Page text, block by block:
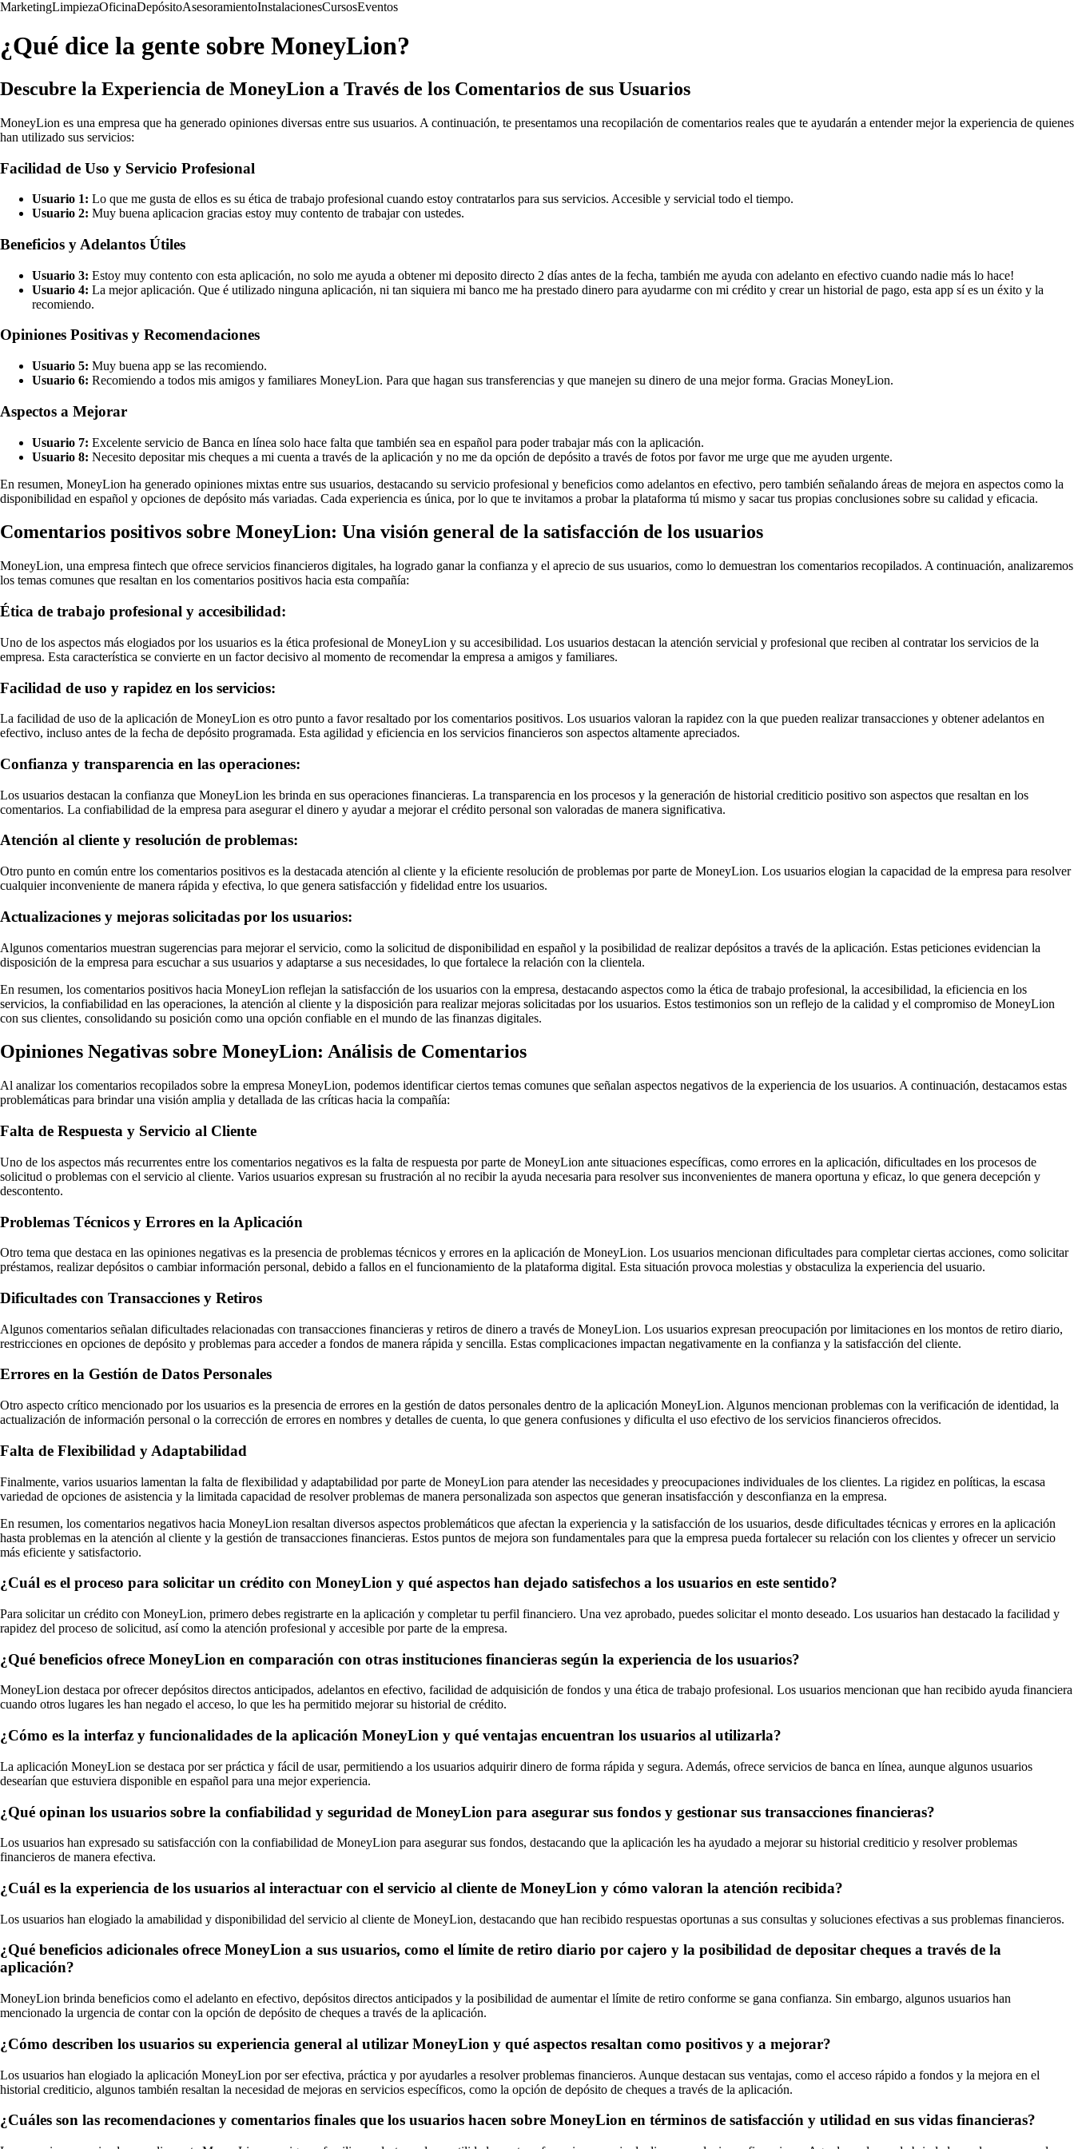
MarketingLimpiezaOficinaDepósitoAsesoramientoInstalacionesCursosEventos
¿Qué dice la gente sobre MoneyLion?
Descubre la Experiencia de MoneyLion a Través de los Comentarios de sus Usuarios
MoneyLion es una empresa que ha generado opiniones diversas entre sus usuarios. A continuación, te presentamos una recopilación de comentarios reales que te ayudarán a entender mejor la experiencia de quienes
han utilizado sus servicios:
Facilidad de Uso y Servicio Profesional
Usuario 1: Lo que me gusta de ellos es su ética de trabajo profesional cuando estoy contratarlos para sus servicios. Accesible y servicial todo el tiempo.
Usuario 2: Muy buena aplicacion gracias estoy muy contento de trabajar con ustedes.
Beneficios y Adelantos Útiles
Usuario 3: Estoy muy contento con esta aplicación, no solo me ayuda a obtener mi deposito directo 2 días antes de la fecha, también me ayuda con adelanto en efectivo cuando nadie más lo hace!
Usuario 4: La mejor aplicación. Que é utilizado ninguna aplicación, ni tan siquiera mi banco me ha prestado dinero para ayudarme con mi crédito y crear un historial de pago, esta app sí es un éxito y la
recomiendo.
Opiniones Positivas y Recomendaciones
Usuario 5: Muy buena app se las recomiendo.
Usuario 6: Recomiendo a todos mis amigos y familiares MoneyLion. Para que hagan sus transferencias y que manejen su dinero de una mejor forma. Gracias MoneyLion.
Aspectos a Mejorar
Usuario 7: Excelente servicio de Banca en línea solo hace falta que también sea en español para poder trabajar más con la aplicación.
Usuario 8: Necesito depositar mis cheques a mi cuenta a través de la aplicación y no me da opción de depósito a través de fotos por favor me urge que me ayuden urgente.
En resumen, MoneyLion ha generado opiniones mixtas entre sus usuarios, destacando su servicio profesional y beneficios como adelantos en efectivo, pero también señalando áreas de mejora en aspectos como la
disponibilidad en español y opciones de depósito más variadas. Cada experiencia es única, por lo que te invitamos a probar la plataforma tú mismo y sacar tus propias conclusiones sobre su calidad y eficacia.
Comentarios positivos sobre MoneyLion: Una visión general de la satisfacción de los usuarios
MoneyLion, una empresa fintech que ofrece servicios financieros digitales, ha logrado ganar la confianza y el aprecio de sus usuarios, como lo demuestran los comentarios recopilados. A continuación, analizaremos
los temas comunes que resaltan en los comentarios positivos hacia esta compañía:
Ética de trabajo profesional y accesibilidad:
Uno de los aspectos más elogiados por los usuarios es la ética profesional de MoneyLion y su accesibilidad. Los usuarios destacan la atención servicial y profesional que reciben al contratar los servicios de la
empresa. Esta característica se convierte en un factor decisivo al momento de recomendar la empresa a amigos y familiares.
Facilidad de uso y rapidez en los servicios:
La facilidad de uso de la aplicación de MoneyLion es otro punto a favor resaltado por los comentarios positivos. Los usuarios valoran la rapidez con la que pueden realizar transacciones y obtener adelantos en
efectivo, incluso antes de la fecha de depósito programada. Esta agilidad y eficiencia en los servicios financieros son aspectos altamente apreciados.
Confianza y transparencia en las operaciones:
Los usuarios destacan la confianza que MoneyLion les brinda en sus operaciones financieras. La transparencia en los procesos y la generación de historial crediticio positivo son aspectos que resaltan en los
comentarios. La confiabilidad de la empresa para asegurar el dinero y ayudar a mejorar el crédito personal son valoradas de manera significativa.
Atención al cliente y resolución de problemas:
Otro punto en común entre los comentarios positivos es la destacada atención al cliente y la eficiente resolución de problemas por parte de MoneyLion. Los usuarios elogian la capacidad de la empresa para resolver
cualquier inconveniente de manera rápida y efectiva, lo que genera satisfacción y fidelidad entre los usuarios.
Actualizaciones y mejoras solicitadas por los usuarios:
Algunos comentarios muestran sugerencias para mejorar el servicio, como la solicitud de disponibilidad en español y la posibilidad de realizar depósitos a través de la aplicación. Estas peticiones evidencian la
disposición de la empresa para escuchar a sus usuarios y adaptarse a sus necesidades, lo que fortalece la relación con la clientela.
En resumen, los comentarios positivos hacia MoneyLion reflejan la satisfacción de los usuarios con la empresa, destacando aspectos como la ética de trabajo profesional, la accesibilidad, la eficiencia en los
servicios, la confiabilidad en las operaciones, la atención al cliente y la disposición para realizar mejoras solicitadas por los usuarios. Estos testimonios son un reflejo de la calidad y el compromiso de MoneyLion
con sus clientes, consolidando su posición como una opción confiable en el mundo de las finanzas digitales.
Opiniones Negativas sobre MoneyLion: Análisis de Comentarios
Al analizar los comentarios recopilados sobre la empresa MoneyLion, podemos identificar ciertos temas comunes que señalan aspectos negativos de la experiencia de los usuarios. A continuación, destacamos estas
problemáticas para brindar una visión amplia y detallada de las críticas hacia la compañía:
Falta de Respuesta y Servicio al Cliente
Uno de los aspectos más recurrentes entre los comentarios negativos es la falta de respuesta por parte de MoneyLion ante situaciones específicas, como errores en la aplicación, dificultades en los procesos de
solicitud o problemas con el servicio al cliente. Varios usuarios expresan su frustración al no recibir la ayuda necesaria para resolver sus inconvenientes de manera oportuna y eficaz, lo que genera decepción y
descontento.
Problemas Técnicos y Errores en la Aplicación
Otro tema que destaca en las opiniones negativas es la presencia de problemas técnicos y errores en la aplicación de MoneyLion. Los usuarios mencionan dificultades para completar ciertas acciones, como solicitar
préstamos, realizar depósitos o cambiar información personal, debido a fallos en el funcionamiento de la plataforma digital. Esta situación provoca molestias y obstaculiza la experiencia del usuario.
Dificultades con Transacciones y Retiros
Algunos comentarios señalan dificultades relacionadas con transacciones financieras y retiros de dinero a través de MoneyLion. Los usuarios expresan preocupación por limitaciones en los montos de retiro diario,
restricciones en opciones de depósito y problemas para acceder a fondos de manera rápida y sencilla. Estas complicaciones impactan negativamente en la confianza y la satisfacción del cliente.
Errores en la Gestión de Datos Personales
Otro aspecto crítico mencionado por los usuarios es la presencia de errores en la gestión de datos personales dentro de la aplicación MoneyLion. Algunos mencionan problemas con la verificación de identidad, la
actualización de información personal o la corrección de errores en nombres y detalles de cuenta, lo que genera confusiones y dificulta el uso efectivo de los servicios financieros ofrecidos.
Falta de Flexibilidad y Adaptabilidad
Finalmente, varios usuarios lamentan la falta de flexibilidad y adaptabilidad por parte de MoneyLion para atender las necesidades y preocupaciones individuales de los clientes. La rigidez en políticas, la escasa
variedad de opciones de asistencia y la limitada capacidad de resolver problemas de manera personalizada son aspectos que generan insatisfacción y desconfianza en la empresa.
En resumen, los comentarios negativos hacia MoneyLion resaltan diversos aspectos problemáticos que afectan la experiencia y la satisfacción de los usuarios, desde dificultades técnicas y errores en la aplicación
hasta problemas en la atención al cliente y la gestión de transacciones financieras. Estos puntos de mejora son fundamentales para que la empresa pueda fortalecer su relación con los clientes y ofrecer un servicio
más eficiente y satisfactorio.
¿Cuál es el proceso para solicitar un crédito con MoneyLion y qué aspectos han dejado satisfechos a los usuarios en este sentido?
Para solicitar un crédito con MoneyLion, primero debes registrarte en la aplicación y completar tu perfil financiero. Una vez aprobado, puedes solicitar el monto deseado. Los usuarios han destacado la facilidad y
rapidez del proceso de solicitud, así como la atención profesional y accesible por parte de la empresa.
¿Qué beneficios ofrece MoneyLion en comparación con otras instituciones financieras según la experiencia de los usuarios?
MoneyLion destaca por ofrecer depósitos directos anticipados, adelantos en efectivo, facilidad de adquisición de fondos y una ética de trabajo profesional. Los usuarios mencionan que han recibido ayuda financiera
cuando otros lugares les han negado el acceso, lo que les ha permitido mejorar su historial de crédito.
¿Cómo es la interfaz y funcionalidades de la aplicación MoneyLion y qué ventajas encuentran los usuarios al utilizarla?
La aplicación MoneyLion se destaca por ser práctica y fácil de usar, permitiendo a los usuarios adquirir dinero de forma rápida y segura. Además, ofrece servicios de banca en línea, aunque algunos usuarios
desearían que estuviera disponible en español para una mejor experiencia.
¿Qué opinan los usuarios sobre la confiabilidad y seguridad de MoneyLion para asegurar sus fondos y gestionar sus transacciones financieras?
Los usuarios han expresado su satisfacción con la confiabilidad de MoneyLion para asegurar sus fondos, destacando que la aplicación les ha ayudado a mejorar su historial crediticio y resolver problemas
financieros de manera efectiva.
¿Cuál es la experiencia de los usuarios al interactuar con el servicio al cliente de MoneyLion y cómo valoran la atención recibida?
Los usuarios han elogiado la amabilidad y disponibilidad del servicio al cliente de MoneyLion, destacando que han recibido respuestas oportunas a sus consultas y soluciones efectivas a sus problemas financieros.
¿Qué beneficios adicionales ofrece MoneyLion a sus usuarios, como el límite de retiro diario por cajero y la posibilidad de depositar cheques a través de la
aplicación?
MoneyLion brinda beneficios como el adelanto en efectivo, depósitos directos anticipados y la posibilidad de aumentar el límite de retiro conforme se gana confianza. Sin embargo, algunos usuarios han
mencionado la urgencia de contar con la opción de depósito de cheques a través de la aplicación.
¿Cómo describen los usuarios su experiencia general al utilizar MoneyLion y qué aspectos resaltan como positivos y a mejorar?
Los usuarios han elogiado la aplicación MoneyLion por ser efectiva, práctica y por ayudarles a resolver problemas financieros. Aunque destacan sus ventajas, como el acceso rápido a fondos y la mejora en el
historial crediticio, algunos también resaltan la necesidad de mejoras en servicios específicos, como la opción de depósito de cheques a través de la aplicación.
¿Cuáles son las recomendaciones y comentarios finales que los usuarios hacen sobre MoneyLion en términos de satisfacción y utilidad en sus vidas financieras?